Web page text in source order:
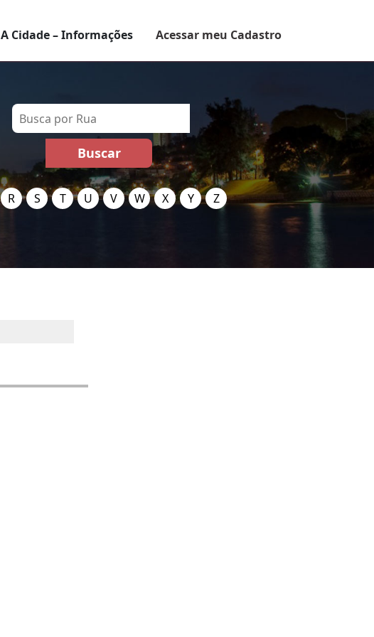
A Cidade – Informações Acessar meu Cadastro
R S T U V W X Y Z